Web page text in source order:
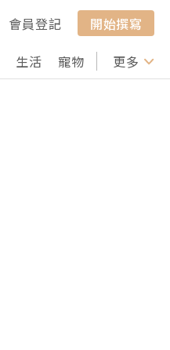
會員登記
開始撰寫
生活 寵物 行山 打卡
更多